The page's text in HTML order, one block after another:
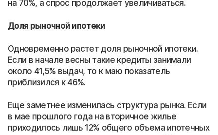
на 70%, а спрос продолжает увеличиваться.
Доля рыночной ипотеки
Одновременно растет доля рыночной ипотеки.
Если в начале весны такие кредиты занимали
около 41,5% выдач, то к маю показатель
приблизился к 46%.
Еще заметнее изменилась структура рынка. Если
в мае прошлого года на вторичное жилье
приходилось лишь 12% общего объема ипотечных